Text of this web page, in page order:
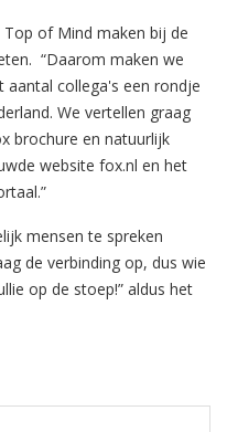
of Mind maken bij de
“Daarom maken we
collega's een rondje
We vertellen graag
brochure en natuurlijk
website fox.nl en het
mensen te spreken
de verbinding op, dus wie
op de stoep!” aldus het